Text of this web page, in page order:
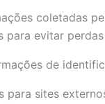
coletadas
​​para evitar
de
para sites